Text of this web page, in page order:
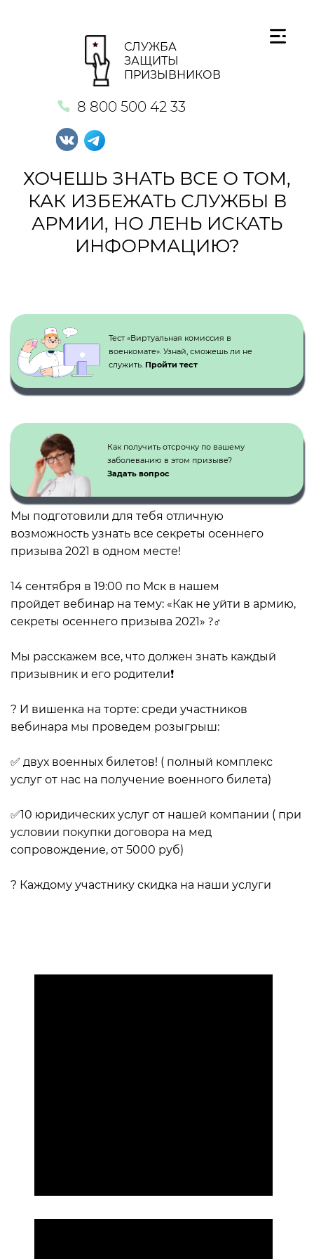
СЛУЖБА
ЗАЩИТЫ
ПРИЗЫВНИКОВ
8 800 500 42 33
ХОЧЕШЬ ЗНАТЬ ВСЕ О ТОМ,
КАК ИЗБЕЖАТЬ СЛУЖБЫ В
АРМИИ, НО ЛЕНЬ ИСКАТЬ
ИНФОРМАЦИЮ?
Тест «Виртуальная комиссия в
военкомате». Узнай, сможешь ли не
служить. Пройти тест
Как получить отсрочку по вашему
заболеванию в этом призыве?
Задать вопрос
Мы подготовили для тебя отличную
возможность узнать все секреты осеннего
призыва 2021 в одном месте!
14 сентября в 19:00 по Мск в нашем
пройдет вебинар на тему: «Как не уйти в армию,
секреты осеннего призыва 2021» ?‍♂
Мы расскажем все, что должен знать каждый
призывник и его родители❗
? И вишенка на торте: среди участников
вебинара мы проведем розыгрыш:
✅ двух военных билетов! ( полный комплекс
услуг от нас на получение военного билета)
✅10 юридических услуг от нашей компании ( при
условии покупки договора на мед
сопровождение, от 5000 руб)
? Каждому участнику скидка на наши услуги